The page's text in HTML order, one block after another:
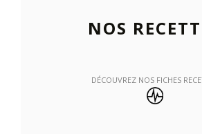
NOS
DÉCOUVREZ NOS FICHES